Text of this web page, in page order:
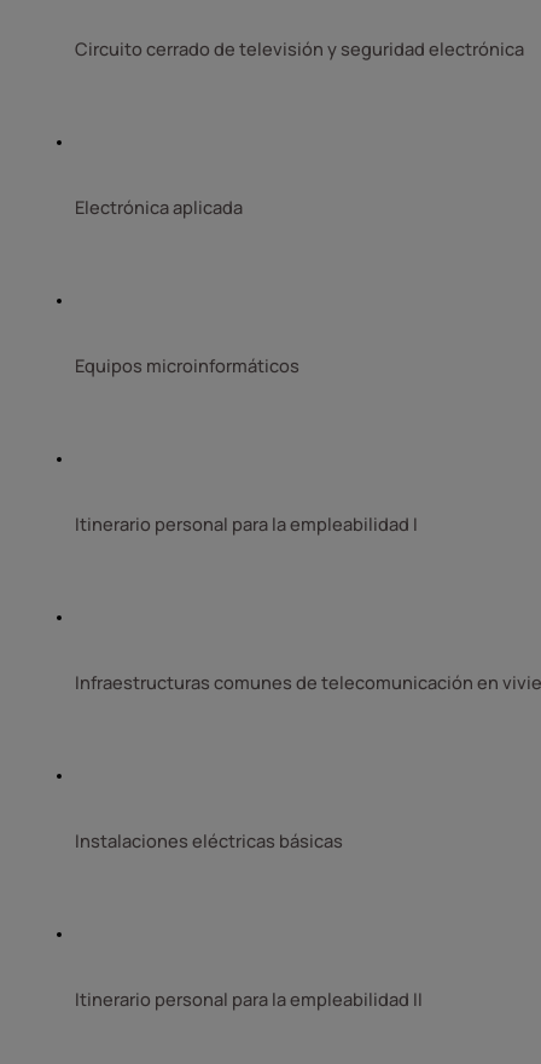
Circuito cerrado de televisión y seguridad electrónica
Electrónica aplicada
Equipos microinformáticos
Itinerario personal para la empleabilidad I
Infraestructuras comunes de telecomunicación en
Instalaciones eléctricas básicas
Itinerario personal para la empleabilidad II